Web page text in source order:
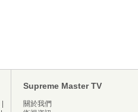
Supreme Master TV
關於我們